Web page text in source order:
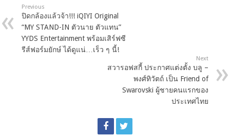
Previous
ปิดกล้องแล้วจ้า!!! iQIYI Original
“MY STAND-IN ตัวนาย ตัวแทน”
YYDS Entertainment พร้อมเสิร์ฟซี
รีส์ฟอร์มยักษ์ ได้ดูแน่…เร็ว ๆ นี้!
Next
สวารอฟสกี้ ประกาศแต่งตั้ง บลู –
พงศ์ทิวัตถ์ เป็น Friend of
Swarovski ผู้ชายคนแรกของ
ประเทศไทย